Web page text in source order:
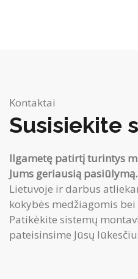
Kontaktai
Susisiekite
Ilgametę patirtį turintys
Jums geriausią pasiūlymą.
Lietuvoje ir darbus
kokybės medžiagomis
Patikėkite sistemų
pateisinsime Jūsų